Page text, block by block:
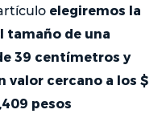
elegiremos la
tamaño de una
39 centímetros y
valor cercano a los $
pesos